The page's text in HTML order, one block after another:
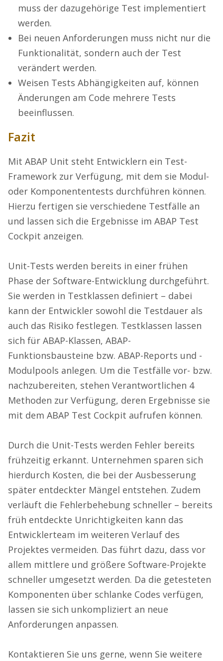
muss der dazugehörige Test implementiert
werden.
Bei neuen Anforderungen muss nicht nur die
Funktionalität, sondern auch der Test
verändert werden.
Weisen Tests Abhängigkeiten auf, können
Änderungen am Code mehrere Tests
beeinflussen.
Fazit
Mit ABAP Unit steht Entwicklern ein Test-
Framework zur Verfügung, mit dem sie Modul-
oder Komponententests durchführen können.
Hierzu fertigen sie verschiedene Testfälle an
und lassen sich die Ergebnisse im ABAP Test
Cockpit anzeigen.
Unit-Tests werden bereits in einer frühen
Phase der Software-Entwicklung durchgeführt.
Sie werden in Testklassen definiert – dabei
kann der Entwickler sowohl die Testdauer als
auch das Risiko festlegen. Testklassen lassen
sich für ABAP-Klassen, ABAP-
Funktionsbausteine bzw. ABAP-Reports und -
Modulpools anlegen. Um die Testfälle vor- bzw.
nachzubereiten, stehen Verantwortlichen 4
Methoden zur Verfügung, deren Ergebnisse sie
mit dem ABAP Test Cockpit aufrufen können.
Durch die Unit-Tests werden Fehler bereits
frühzeitig erkannt. Unternehmen sparen sich
hierdurch Kosten, die bei der Ausbesserung
später entdeckter Mängel entstehen. Zudem
verläuft die Fehlerbehebung schneller – bereits
früh entdeckte Unrichtigkeiten kann das
Entwicklerteam im weiteren Verlauf des
Projektes vermeiden. Das führt dazu, dass vor
allem mittlere und größere Software-Projekte
schneller umgesetzt werden. Da die getesteten
Komponenten über schlanke Codes verfügen,
lassen sie sich unkompliziert an neue
Anforderungen anpassen.
Kontaktieren Sie uns gerne, wenn Sie weitere